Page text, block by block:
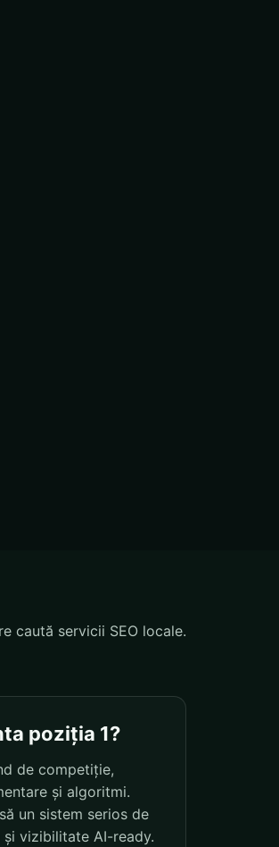
caută servicii SEO locale.
poziția 1?
de competiție,
și algoritmi.
un sistem serios de
vizibilitate AI-ready.